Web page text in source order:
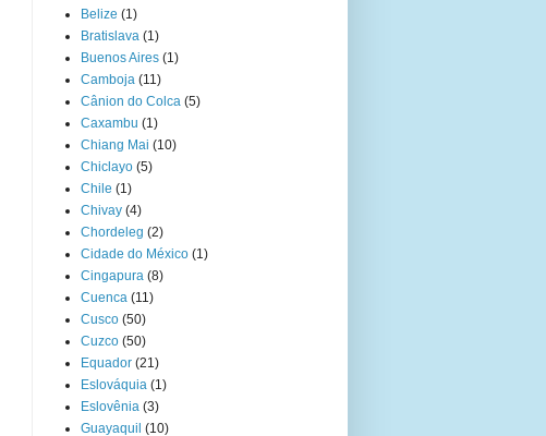
Belize (1)
Bratislava (1)
Buenos Aires (1)
Camboja (11)
Cânion do Colca (5)
Caxambu (1)
Chiang Mai (10)
Chiclayo (5)
Chile (1)
Chivay (4)
Chordeleg (2)
Cidade do México (1)
Cingapura (8)
Cuenca (11)
Cusco (50)
Cuzco (50)
Equador (21)
Eslováquia (1)
Eslovênia (3)
Guayaquil (10)